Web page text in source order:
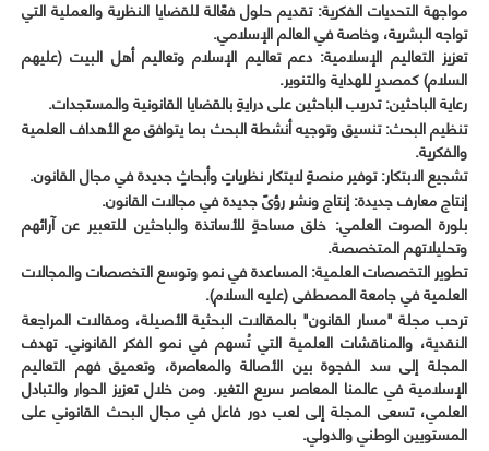
مواجهة التحديات الفكرية: تقديم حلول فعّالة للقضايا النظرية والعملية التي
تواجه البشرية، وخاصة في العالم الإسلامي.
تعزيز التعاليم الإسلامية: دعم تعاليم الإسلام وتعاليم أهل البيت (عليهم
السلام) كمصدرٍ للهداية والتنوير.
رعاية الباحثين: تدريب الباحثين على درايةٍ بالقضايا القانونية والمستجدات.
تنظيم البحث: تنسيق وتوجيه أنشطة البحث بما يتوافق مع الأهداف العلمية
والفكرية.
تشجيع الابتكار: توفير منصةٍ لابتكار نظرياتٍ وأبحاثٍ جديدة في مجال القانون.
إنتاج معارف جديدة: إنتاج ونشر رؤىً جديدة في مجالات القانون.
بلورة الصوت العلمي: خلق مساحةٍ للأساتذة والباحثين للتعبير عن آرائهم
وتحليلاتهم المتخصصة.
تطوير التخصصات العلمية: المساعدة في نمو وتوسع التخصصات والمجالات
العلمية في جامعة المصطفى (عليه السلام).
ترحب مجلة "مسار القانون" بالمقالات البحثية الأصيلة، ومقالات المراجعة
النقدية، والمناقشات العلمية التي تُسهم في نمو الفكر القانوني. تهدف
المجلة إلى سد الفجوة بين الأصالة والمعاصرة، وتعميق فهم التعاليم
الإسلامية في عالمنا المعاصر سريع التغير. ومن خلال تعزيز الحوار والتبادل
العلمي، تسعى المجلة إلى لعب دور فاعل في مجال البحث القانوني على
المستويين الوطني والدولي.